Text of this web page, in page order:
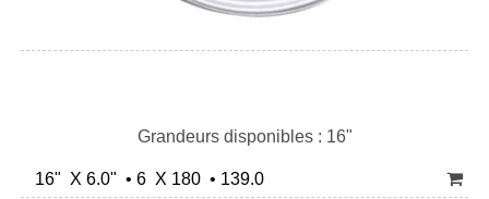
Grandeurs disponibles : 16"
16" X 6.0" • 6 X 180 • 139.0